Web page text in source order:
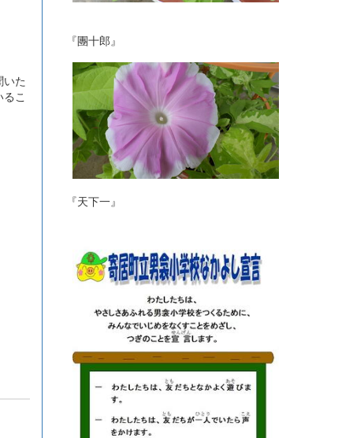
た
こ
『團十郎』
『天下一』